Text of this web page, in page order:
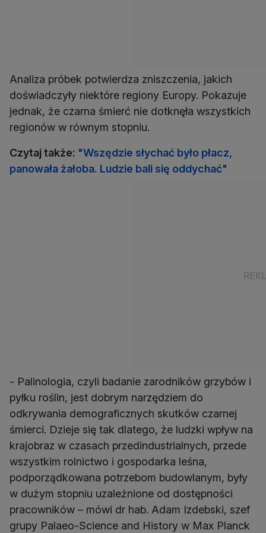
Analiza próbek potwierdza zniszczenia, jakich
doświadczyły niektóre regiony Europy. Pokazuje
jednak, że czarna śmierć nie dotknęła wszystkich
regionów w równym stopniu.
Czytaj także: "Wszędzie słychać było płacz,
panowała żałoba. Ludzie bali się oddychać"
- Palinologia, czyli badanie zarodników grzybów i
pyłku roślin, jest dobrym narzędziem do
odkrywania demograficznych skutków czarnej
śmierci. Dzieje się tak dlatego, że ludzki wpływ na
krajobraz w czasach przedindustrialnych, przede
wszystkim rolnictwo i gospodarka leśna,
podporządkowana potrzebom budowlanym, były
w dużym stopniu uzależnione od dostępności
pracowników – mówi dr hab. Adam Izdebski, szef
grupy Palaeo-Science and History w Max Planck